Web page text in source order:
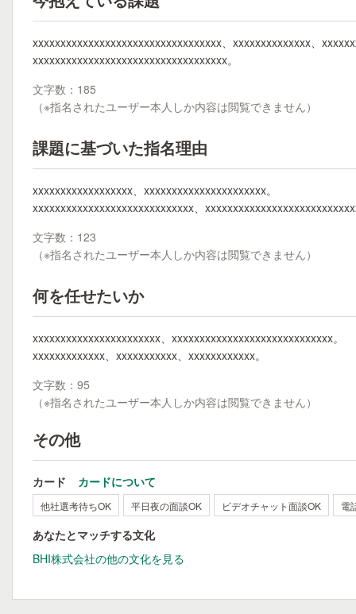
xxxxxxxxxxxxxxxxxxxxxxxxxxxxxxxxxx、xxxxxxxxxxxxxx、
xxxxxxxxxxxxxxxxxxxxxxxxxxxxxxxxxxx。
文字数：185
（※指名されたユーザー本人しか内容は閲覧できません）
課題に基づいた指名理由
xxxxxxxxxxxxxxxxxx、xxxxxxxxxxxxxxxxxxxxxx。
xxxxxxxxxxxxxxxxxxxxxxxxxxxxx、
文字数：123
（※指名されたユーザー本人しか内容は閲覧できません）
何を任せたいか
xxxxxxxxxxxxxxxxxxxxxxx、xxxxxxxxxxxxxxxxxxxxxxxxxxxxx。
xxxxxxxxxxxxx、xxxxxxxxxxx、xxxxxxxxxxxx。
文字数：95
（※指名されたユーザー本人しか内容は閲覧できません）
その他
カード カードについて
他社選考待ちOK 平日夜の面談OK ビデオチャット面談OK 電
あなたとマッチする文化
BHI株式会社の他の文化を見る